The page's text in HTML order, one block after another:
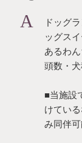
ドッグ
ッグス
あるわ
頭数・
■当施設
けてい
み同伴可